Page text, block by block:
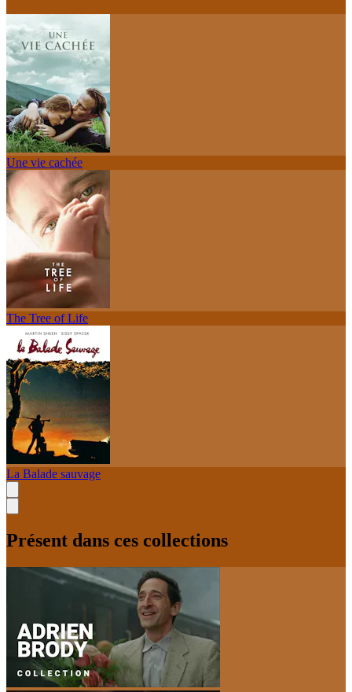
Une vie cachée
The Tree of Life
La Balade sauvage
Présent dans ces collections